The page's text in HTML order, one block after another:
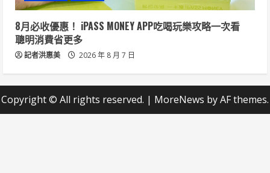
8月必收優惠！ iPASS MONEY APP吃喝玩樂攻略一次看
聰明消費省更多
記者洪惠美 2026 年 8 月 7 日
Copyright © All rights reserved. | MoreNews by AF themes.